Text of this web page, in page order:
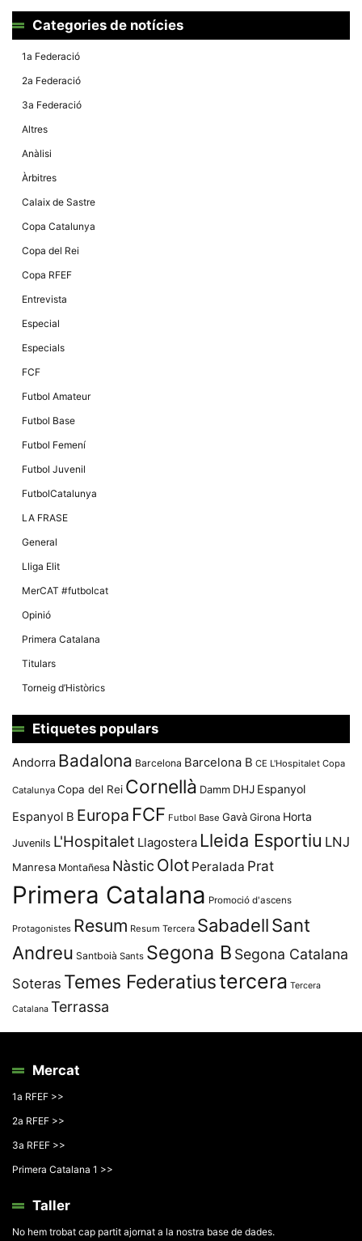
Categories de notícies
1a Federació
2a Federació
3a Federació
Altres
Anàlisi
Àrbitres
Calaix de Sastre
Copa Catalunya
Copa del Rei
Copa RFEF
Entrevista
Especial
Especials
FCF
Futbol Amateur
Futbol Base
Futbol Femení
Futbol Juvenil
FutbolCatalunya
LA FRASE
General
Lliga Elit
MerCAT #futbolcat
Opinió
Primera Catalana
Titulars
Torneig d’Històrics
Etiquetes populars
Andorra Badalona Barcelona Barcelona B CE L'Hospitalet Copa
Catalunya Copa del Rei Cornellà Damm DHJ Espanyol
Espanyol B Europa FCF Futbol Base Gavà Girona Horta
Juvenils L'Hospitalet Llagostera Lleida Esportiu LNJ
Manresa Montañesa Nàstic Olot Peralada Prat
Primera Catalana Promoció d'ascens
Protagonistes Resum Resum Tercera SabadellSant
Andreu Santboià Sants Segona B Segona Catalana
Soteras Temes Federatiustercera Tercera
Catalana Terrassa
Mercat
1a RFEF >>
2a RFEF >>
3a RFEF >>
Primera Catalana 1 >>
Taller
No hem trobat cap partit ajornat a la nostra base de dades.